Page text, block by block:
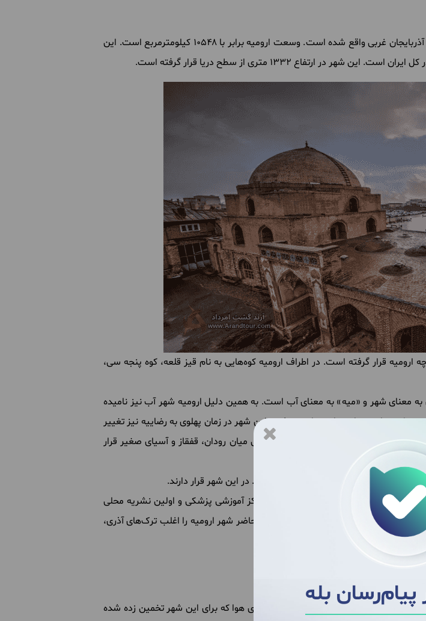
بله
آذربایجان غربی واقع شده است. وسعت ارومیه برابر با ۱۰۵۴۸ کیلومترمربع است. این
کل ایران است. این شهر در ارتفاع ۱۳۳۲ متری از سطح دریا قرار گرفته است.
ارومیه قرار گرفته است. در اطراف ارومیه کوههایی به نام قیز قلعه، کوه پنجه سی،
به معنای شهر و «میه»به معنای آب است. به همین دلیل ارومیه شهر آب نیز نامیده
کهبهارومیهاختصاصدادهمیشود.این شهر در زمان پهلویبه رضاییه نیز تغییر
ارتباطی میان رودان، قفقاز و آسیای صغیر قرار
آدا، تراکتورسازی ... در این شهر قرار دارند.
مدرن، اولین شبکه مرکز آموزشی پزشکی و اولین نشریه محلی
پرترافیک ایران حاضر شهر ارومیه را اغلب ترکهای آذری،
این شهر آب وهوای معتدلی دمای هوا که برای این شهر تخمین زده شده